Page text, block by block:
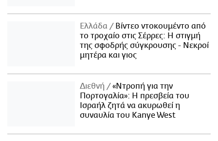
Ελλάδα
Βίντεο ντοκουμέντο από
το τροχαίο στις Σέρρες: Η στιγμή
της σφοδρής σύγκρουσης - Νεκροί
μητέρα και γιος
Διεθνή
«Ντροπή για την
Πορτογαλία»: Η πρεσβεία του
Ισραήλ ζητά να ακυρωθεί η
συναυλία του Kanye West